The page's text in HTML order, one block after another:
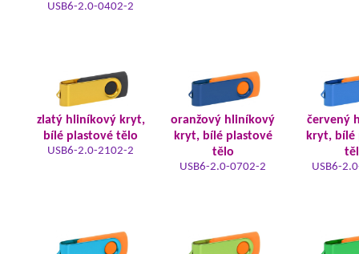
USB6-2.0-0402-2
zlatý hliníkový kryt,
bílé plastové tělo
USB6-2.0-2102-2
oranžový hliníkový
kryt, bílé plastové
tělo
USB6-2.0-0702-2
červený
kryt, bílé
USB6-